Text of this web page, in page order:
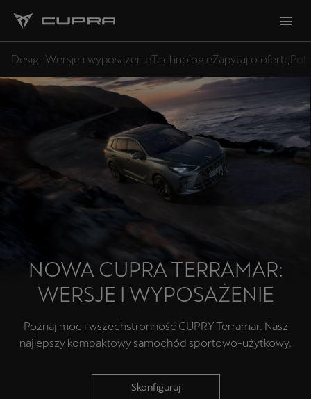
DesignWersje i wyposażenieTechnologieZapytaj o ofertę
NOWA CUPRA TERRAMAR:
WERSJE I WYPOSAŻENIE
Poznaj moc i wszechstronność CUPRY Terramar. Nasz
najlepszy kompaktowy samochód sportowo-użytkowy.
Skonfiguruj